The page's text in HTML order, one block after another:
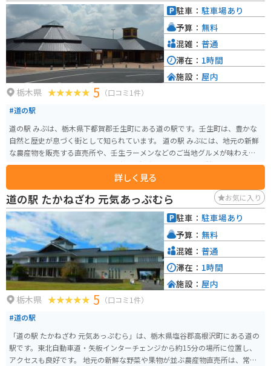
もできます。さらに、パークゴルフ場やテニスコートなどのスポーツ施設も
充実しており、アクティブに過ごしたい人にもオススメの場所です。公園内
には、地域のイベントやフリーマーケットが開催されることもあり、地元住
民や観光客に親しまれています。
栃木県 5 （口コミ1件）
#道の駅
道の駅 みぶは、栃木県下都賀郡壬生町にある道の駅です。壬生町は、豊かな
自然と歴史が息づく街として知られています。 道の駅 みぶには、地元の新鮮
な農産物を販売する直売所や、壬生ラーメンなどのご当地グルメが味わえる
レストランがあります。また、壬生町の観光情報コーナーも併設されてお
り、観光の拠点としても便利です。 バイクで訪れる場合、道の駅 みぶには広
い駐車場が完備されているので安心です。周辺には、壬生城址公園やとちぎ
わんぱく公園など、観光スポットも点在しています。特に、壬生城址公園は、
春には桜の名所としても知られており、バイクでツーリングするのに最適な
ルートです。 壬生町の名産品としては、かんぴょうやニラ、イチゴなどが有
名です。道の駅 みぶの直売所では、これらの特産品を新鮮な状態で購入する
ことができます。また、壬生町には、歴史的な建造物も多く残されています。
壬生寺や獨協医科大学病院など、見どころ満載です。
詳しく見る
駐車： 駐車場あり
予算： 無料
混雑： 普通
滞在： 1時間
施設： 屋内
道の駅 たかねざわ 元気あっぷむら お気に入り
栃木県 5 （口コミ1件）
#道の駅
「道の駅 たかねざわ 元気あっぷむら」は、栃木県塩谷郡高根沢町にある道の
駅です。東北自動車道・矢板インターチェンジから約15分の場所に位置し、
アクセスも良好です。 地元の新鮮な野菜や果物が並ぶ農産物直売所は、常に
駐車： 駐車場あり
予算： 無料
混雑： 普通
滞在： 1時間
施設： 屋内